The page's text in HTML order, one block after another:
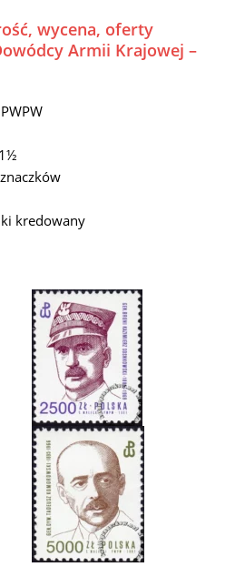
wycena, oferty
Armii Krajowej –
kredowany